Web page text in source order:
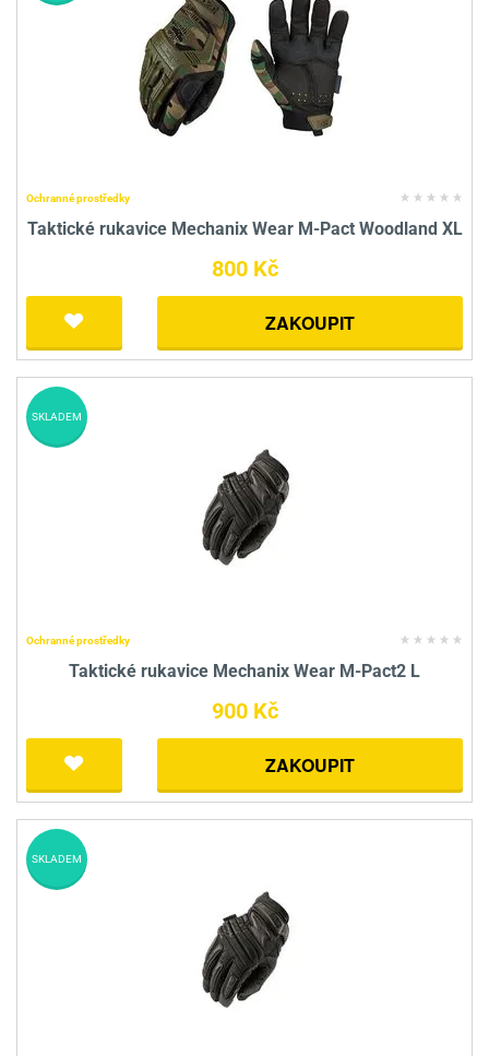
Ochranné prostředky
Taktické rukavice Mechanix Wear M-Pact Woodland XL
800 Kč
ZAKOUPIT
Ochranné prostředky
Taktické rukavice Mechanix Wear M-Pact2 L
900 Kč
ZAKOUPIT
SKLADEM
SKLADEM